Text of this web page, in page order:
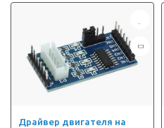
Драйвер двигателя на